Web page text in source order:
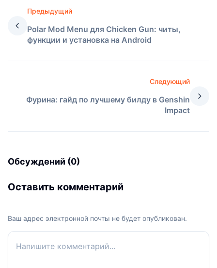
Предыдущий
Polar Mod Menu для Chicken Gun: читы,
функции и установка на Android
Следующий
Фурина: гайд по лучшему билду в Genshin
Impact
Обсуждений (0)
Оставить комментарий
Ваш адрес электронной почты не будет опубликован.
Ваш комментарий